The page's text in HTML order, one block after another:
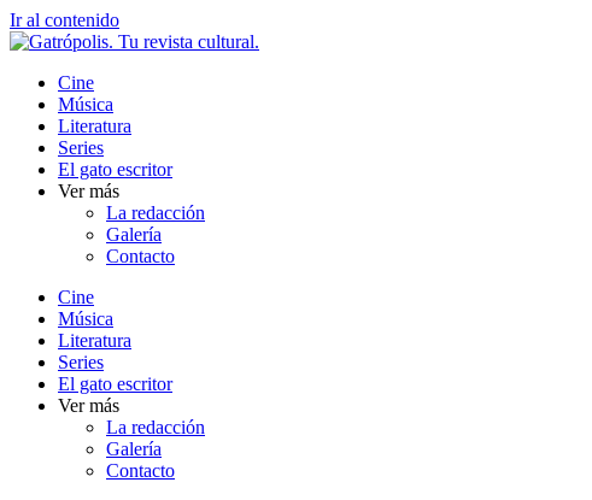
Ir al contenido
Cine
Música
Literatura
Series
El gato escritor
Ver más
La redacción
Galería
Contacto
Cine
Música
Literatura
Series
El gato escritor
Ver más
La redacción
Galería
Contacto